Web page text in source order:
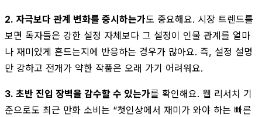
2. 자극보다 관계 변화를 중시하는가도 중요해요. 시장 트렌드를
보면 독자들은 강한 설정 자체보다 그 설정이 인물 관계를 얼마
나 재미있게 흔드는지에 반응하는 경우가 많아요. 즉, 설정 설명
만 강하고 전개가 약한 작품은 오래 가기 어려워요.
3. 초반 진입 장벽을 감수할 수 있는가를 확인해요. 웹 리서치 기
준으로도 최근 만화 소비는 “첫인상에서 재미가 와야 하는 빠른